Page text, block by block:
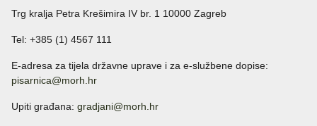
Trg kralja Petra Krešimira IV br. 1 10000 Zagreb
Tel: +385 (1) 4567 111
E-adresa za tijela državne uprave i za e-službene dopise:
pisarnica@morh.hr
Upiti građana: gradjani@morh.hr